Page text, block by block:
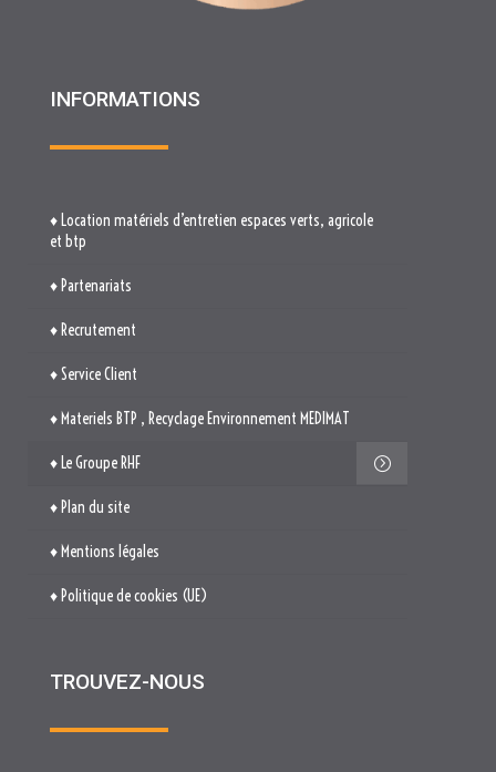
♦ Partenariats
♦ Recrutement
♦ Materiels BTP , Recyclage Environnement MEDIMAT
♦ Le Groupe RHF
♦ Plan du site
♦ Mentions légales
♦ Politique de cookies (UE)
TROUVEZ-NOUS
514. Avenue Jean Monnet
